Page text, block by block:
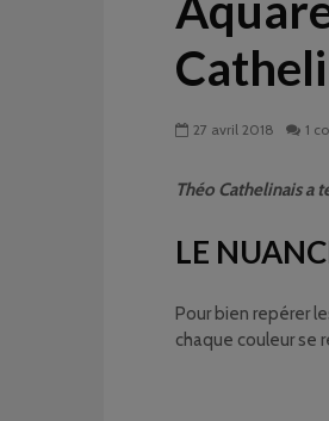
27 avril 2018 1
Théo Cathelinais a
LE
Pour bien repérer
chaque couleur se